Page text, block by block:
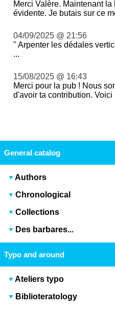
Merci Valère. Maintenant la
évidente. Je butais sur ce
04/09/2025 @ 21:56
" Arpenter les dédales
...
15/08/2025 @ 16:43
Merci pour la pub ! Nous
d'avoir ta contribution. Voici
General catalog
Authors
Chronological
Collections
Des barbares...
Typo and around
Ateliers typo
Biblioteratology